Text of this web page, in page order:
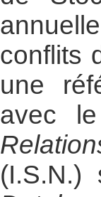
conflits
une
avec